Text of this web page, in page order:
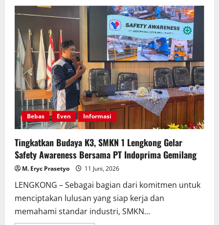
Bebas Even Informasi
Tingkatkan Budaya K3, SMKN 1 Lengkong Gelar
Safety Awareness Bersama PT Indoprima Gemilang
M. Eryc Prasetyo 11 Juni, 2026
LENGKONG – Sebagai bagian dari komitmen untuk
menciptakan lulusan yang siap kerja dan
memahami standar industri, SMKN...